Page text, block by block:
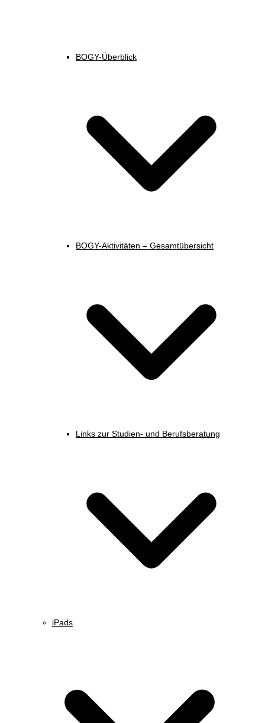
BOGY-Überblick
BOGY-Aktivitäten – Gesamtübersicht
Links zur Studien- und Berufsberatung
iPads